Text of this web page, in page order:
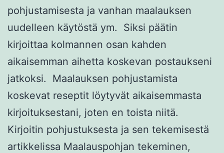
pohjustamisesta ja vanhan maalauksen
uudelleen käytöstä ym. Siksi päätin
kirjoittaa kolmannen osan kahden
aikaisemman aihetta koskevan postaukseni
jatkoksi. Maalauksen pohjustamista
koskevat reseptit löytyvät aikaisemmasta
kirjoituksestani, joten en toista niitä.
Kirjoitin pohjustuksesta ja sen tekemisestä
artikkelissa Maalauspohjan tekeminen,